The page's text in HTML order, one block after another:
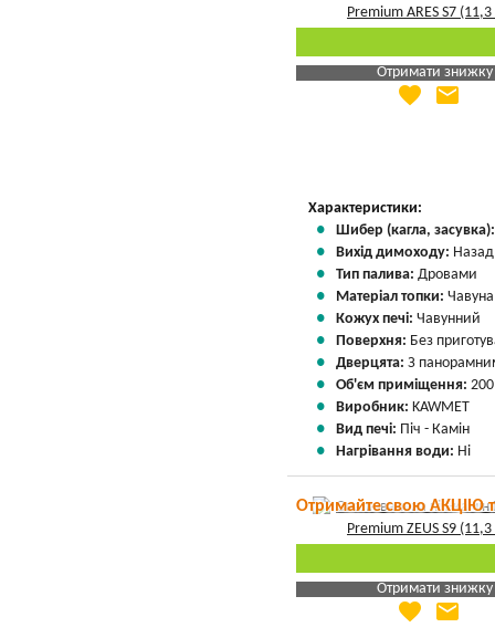
Отримати знижку
Яка Ваша ціна
favorite email
Характеристики:
Шибер (кагла,
Вихід димоходу:
Тип палива: Дровами
Матеріал топки: Чавуна
Кожух печі: Чавунний
Поверхня: Без
Дверцята: З
Об'єм приміщення:
Виробник: KAWMET
Вид печі: Піч - Камін
Нагрівання води: Ні
Отримайте свою АКЦІЮ
Отримати знижку
Яка Ваша ціна
favorite email